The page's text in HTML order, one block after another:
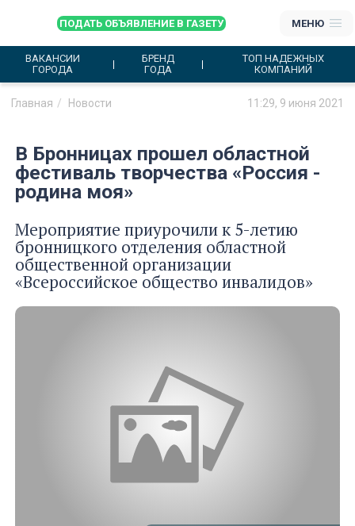
ПОДАТЬ ОБЪЯВЛЕНИЕ В ГАЗЕТУ МЕНЮ
ВАКАНСИИ
ГОРОДА
БРЕНД
ГОДА
ТОП НАДЕЖНЫХ
КОМПАНИЙ
Главная Новости 11:29, 9 июня 2021
В Бронницах прошел областной
фестиваль творчества «Россия -
родина моя»
Мероприятие приурочили к 5-летию
бронницкого отделения областной
общественной организации
«Всероссийское общество инвалидов»